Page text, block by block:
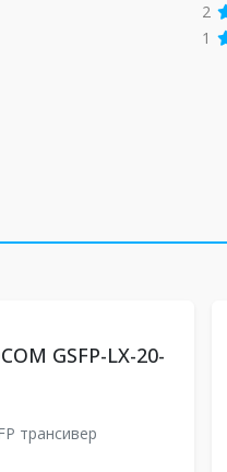
2
1
GSFP-LX-20-
трансивер